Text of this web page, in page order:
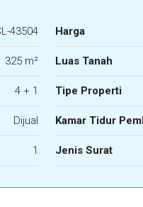
43504 Harga
325 m² Luas Tanah
4 + 1 Tipe Properti
Dijual Kamar Tidur
1 Jenis Surat